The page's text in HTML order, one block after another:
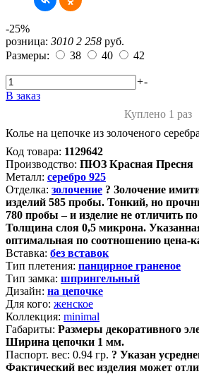
-25%
розница: 3010 2 258 руб.
Размеры:
38 40 42
+-
В заказ
Куплено 1 раз
Колье на цепочке из золоченого серебра
Код товара: 1129642
Производство: ПЮЗ Красная Пресня
Металл: серебро 925
Отделка: золочение ? Золочение
изделий 585 пробы. Тонкий, но
780 пробы – и изделие не отличить
Толщина слоя 0,5 микрона.
оптимальная по соотношению цена-
Вставка: без вставок
Тип плетения: панцирное граненое
Тип замка: шпрингельный
Дизайн: на цепочке
Для кого: женское
Коллекция: minimal
Габариты: Размеры декоративного
Ширина цепочки 1 мм.
Паспорт. вес: 0.94 гр. ? Указан
Фактический вес изделия может